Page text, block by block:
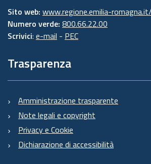
Sito web: www.regione.emilia-
Numero verde: 800.66.22.00
Scrivici: e-mail - PEC
Trasparenza
Amministrazione trasparente
Note legali e copyright
Privacy e Cookie
Dichiarazione di accessibilità